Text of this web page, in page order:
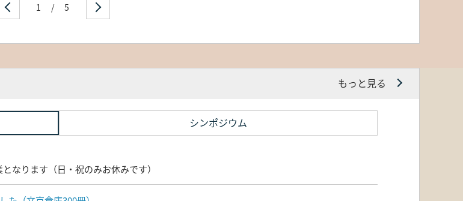
1 / 5
もっと見る
シンポジウム
なります（日・祝のみお休みです）